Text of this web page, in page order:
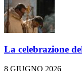
La celebrazione
8 GIUGNO 2026